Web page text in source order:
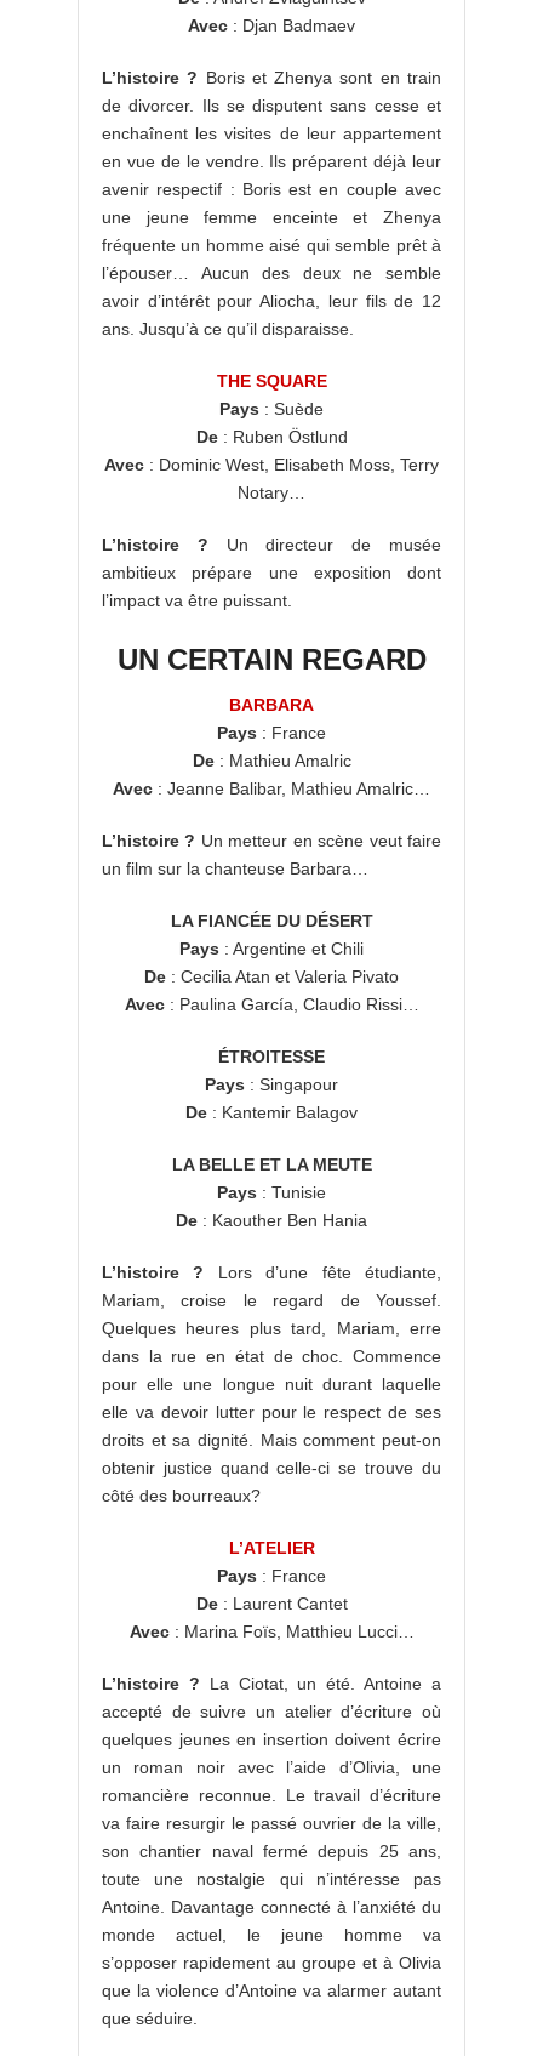
Avec : Djan Badmaev
L’histoire ? Boris et Zhenya sont en train
de divorcer. Ils se disputent sans cesse et
enchaînent les visites de leur appartement
en vue de le vendre. Ils préparent déjà leur
avenir respectif : Boris est en couple avec
une jeune femme enceinte et Zhenya
fréquente un homme aisé qui semble prêt à
l’épouser… Aucun des deux ne semble
avoir d’intérêt pour Aliocha, leur fils de 12
ans. Jusqu’à ce qu’il disparaisse.
THE SQUARE
Pays : Suède
De: Ruben Östlund
Avec : Dominic West, Elisabeth Moss, Terry
Notary…
L’histoire ? Un directeur de musée
ambitieux prépare une exposition dont
l’impact va être puissant.
UN CERTAIN REGARD
BARBARA
Pays : France
De: Mathieu Amalric
Avec : Jeanne Balibar, Mathieu Amalric…
L’histoire ? Un metteur en scène veut faire
un film sur la chanteuse Barbara…
LA FIANCÉE DU DÉSERT
Pays : Argentine et Chili
De : Cecilia Atan et Valeria Pivato
Avec: Paulina García, Claudio Rissi…
ÉTROITESSE
Pays : Singapour
De : Kantemir Balagov
LA BELLE ET LA MEUTE
Pays : Tunisie
De : Kaouther Ben Hania
L’histoire ? Lors d’une fête étudiante,
Mariam, croise le regard de Youssef.
Quelques heures plus tard, Mariam, erre
dans la rue en état de choc. Commence
pour elle une longue nuit durant laquelle
elle va devoir lutter pour le respect de ses
droits et sa dignité. Mais comment peut-on
obtenir justice quand celle-ci se trouve du
côté des bourreaux?
L’ATELIER
Pays : France
De: Laurent Cantet
Avec: Marina Foïs, Matthieu Lucci…
L’histoire ? La Ciotat, un été. Antoine a
accepté de suivre un atelier d’écriture où
quelques jeunes en insertion doivent écrire
un roman noir avec l’aide d’Olivia, une
romancière reconnue. Le travail d’écriture
va faire resurgir le passé ouvrier de la ville,
son chantier naval fermé depuis 25 ans,
toute une nostalgie qui n’intéresse pas
Antoine. Davantage connecté à l’anxiété du
monde actuel, le jeune homme va
s’opposer rapidement au groupe et à Olivia
que la violence d’Antoine va alarmer autant
que séduire.